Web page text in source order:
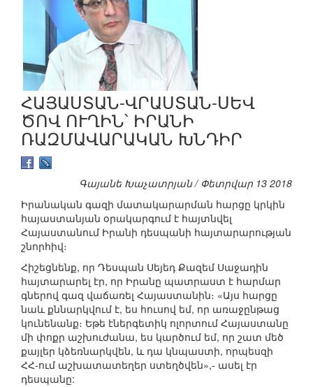
ՀԱՅԱՍՏԱՆ-ՎՐԱՍՏԱՆ-ՍԵՎ
ԾՈՎ ՈՒՂԻՆ՝ ԻՐԱՆԻ
ՌԱԶՄԱՎԱՐԱԿԱՆ ԽՆԴԻՐ
Գայանե Խաչատրյան / Փետրվար 13 2018
Իրանական գազի մատակարարման հարցը կրկին
հայաստանյան օրակարգում է հայտնվել
Հայաստանում Իրանի դեսպանի հայտարարության
շնորհիվ։
Հիշեցնենք, որ Դեսպան Սեյեդ Քազեմ Սաջադին
հայտարարել էր, որ Իրանը պատրաստ է հարմար
գներով գազ վաճառել Հայաստանին։ «Այս հարցը
նաև քննարկվում է, ես հուսով եմ, որ առաջընթաց
կունենանք։ Եթե էներգետիկ ոլորտում Հայաստանը
մի փոքր աշխուժանա, ես կարծում եմ, որ շատ մեծ
քայլեր կձեռնարկվեն, և դա կնպաստի, որպեսզի
ՀՀ-ում աշխատատեղեր ստեղծվեն»,- ասել էր
դեսպանը: